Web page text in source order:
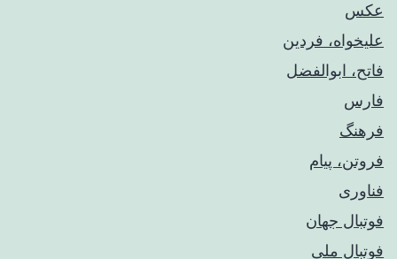
عکس
علیخواه، فردین
فاتح، ابوالفضل
فارس
فرهنگ
فروتن، پیام
فناوری
فوتبال جهان
فوتبال ملی